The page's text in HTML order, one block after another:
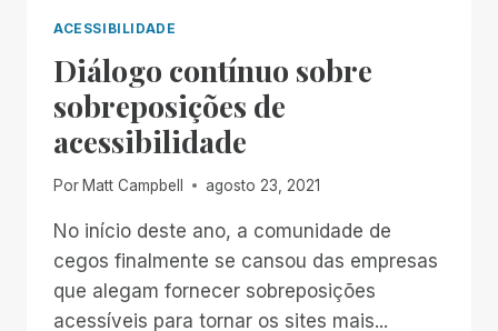
PARA
AJUDAR
A
TORNAR
MAIS
APLICATIVOS
ACESSIBILIDADE
Diálogo contínuo sobre
sobreposições de
acessibilidade
Por Matt Campbell agosto 23, 2021
No início deste ano, a comunidade de
cegos finalmente se cansou das empresas
que alegam fornecer sobreposições
acessíveis para tornar os sites mais...